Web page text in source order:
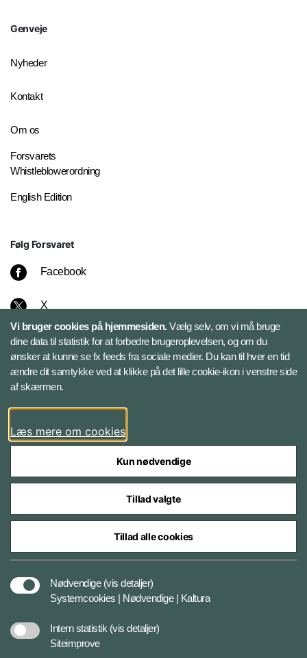
Genveje
Nyheder
Kontakt
Om os
Forsvarets
Whistleblowerordning
English Edition
Følg Forsvaret
Facebook
X
Instagram
Bluesky
LinkedIn
Styrelser og myndigheder under Forsvarsministeriet
Vi bruger cookies på hjemmesiden.Vælg selv, om vi må bruge
dine data til statistik for at forbedre brugeroplevelsen, og om du
ønsker at kunne se fx feeds fra sociale medier. Du kan til hver en tid
ændre dit samtykke ved at klikke på det lille cookie-ikon i venstre side
af skærmen.
Læs mere om cookies
Kun nødvendige
Tillad valgte
Tillad alle cookies
Nødvendige (vis detaljer)
Systemcookies | Nødvendige | Kaltura
Intern statistik (vis detaljer)
Siteimprove